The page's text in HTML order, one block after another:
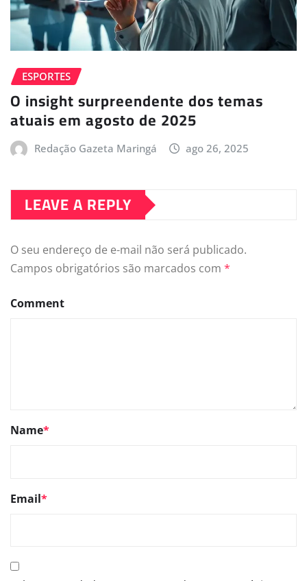
ESPORTES
O insight surpreendente dos temas
atuais em agosto de 2025
Redação Gazeta Maringá ago 26, 2025
LEAVE A REPLY
O seu endereço de e-mail não será publicado.
Campos obrigatórios são marcados com *
Comment
Name*
Email*